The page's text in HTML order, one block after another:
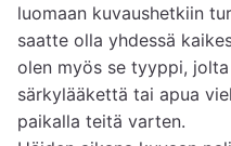
luomaan kuvaushetkiin
saatte olla yhdessä
olen myös se tyyppi,
särkylääkettä tai apua
paikalla teitä varten.